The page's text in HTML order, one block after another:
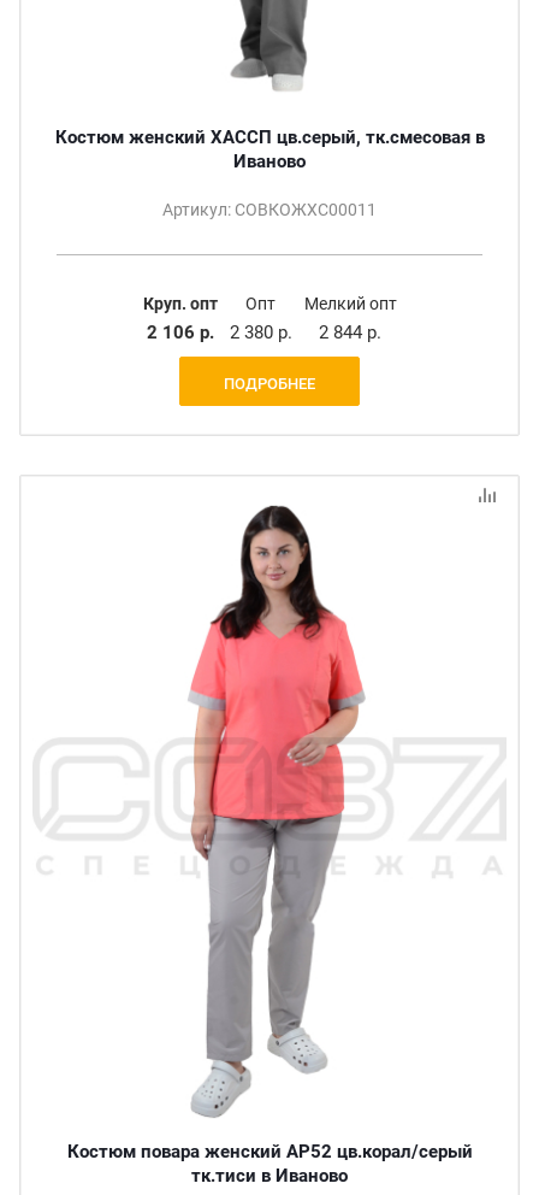
Костюм женский ХАССП цв.серый, тк.смесовая в
Иваново
Артикул: СОВКОЖХС00011
Круп. опт
2 106 р.
Опт
2 380 р.
Мелкий опт
2 844 р.
ПОДРОБНЕЕ
Костюм повара женский АР52 цв.корал/серый
тк.тиси в Иваново